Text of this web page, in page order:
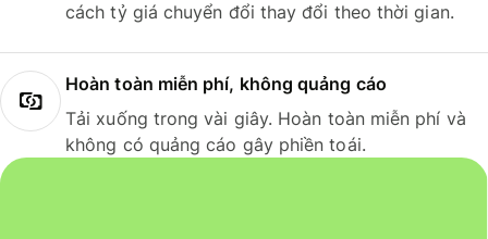
cách tỷ giá chuyển đổi thay đổi theo thời gian.
Hoàn toàn miễn phí, không quảng cáo
Tải xuống trong vài giây. Hoàn toàn miễn phí và
không có quảng cáo gây phiền toái.